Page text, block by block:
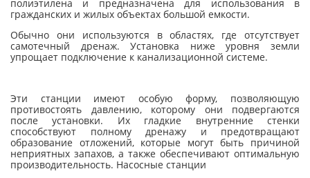
полиэтилена и предназначена для использования в
гражданских и жилых объектах большой емкости.
Обычно они используются в областях, где отсутствует
самотечный дренаж. Установка ниже уровня земли
упрощает подключение к канализационной системе.
Эти станции имеют особую форму, позволяющую
противостоять давлению, которому они подвергаются
после установки. Их гладкие внутренние стенки
способствуют полному дренажу и предотвращают
образование отложений, которые могут быть причиной
неприятных запахов, а также обеспечивают оптимальную
производительность. Насосные станции